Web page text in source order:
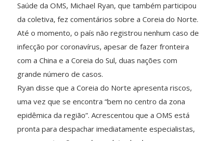
Saúde da OMS, Michael Ryan, que também participou
da coletiva, fez comentários sobre a Coreia do Norte.
Até o momento, o país não registrou nenhum caso de
infecção por coronavírus, apesar de fazer fronteira
com a China e a Coreia do Sul, duas nações com
grande número de casos.
Ryan disse que a Coreia do Norte apresenta riscos,
uma vez que se encontra “bem no centro da zona
epidêmica da região”. Acrescentou que a OMS está
pronta para despachar imediatamente especialistas,